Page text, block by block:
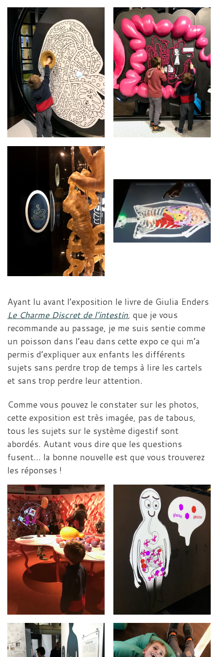
Ayant lu avant l’exposition le livre de Giulia Enders
Le Charme Discret de l’intestin, que je vous
recommande au passage, je me suis sentie comme
un poisson dans l’eau dans cette expo ce qui m’a
permis d’expliquer aux enfants les différents
sujets sans perdre trop de temps à lire les cartels
et sans trop perdre leur attention.
Comme vous pouvez le constater sur les photos,
cette exposition est très imagée, pas de tabous,
tous les sujets sur le système digestif sont
abordés. Autant vous dire que les questions
fusent… la bonne nouvelle est que vous trouverez
les réponses !